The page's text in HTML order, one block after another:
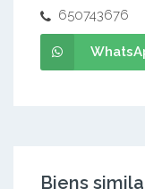
650743676
Biens